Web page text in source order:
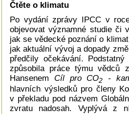
Čtěte o klimatu
Po vydání zprávy IPCC v
objevovat významné studie či
jak se vědecké poznání o
jak aktuální vývoj a dopady
předčily očekávání.
způsobila práce týmu vědců
Hansenem Cíl pro CO2
-
hlavních výsledků pro členy
v překladu pod názvem
zvratu nadosah. Vyplývá z